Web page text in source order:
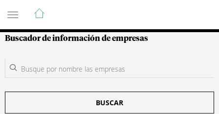
Guía de Empresas Colombianas
Buscador de información de empresas
BUSCAR